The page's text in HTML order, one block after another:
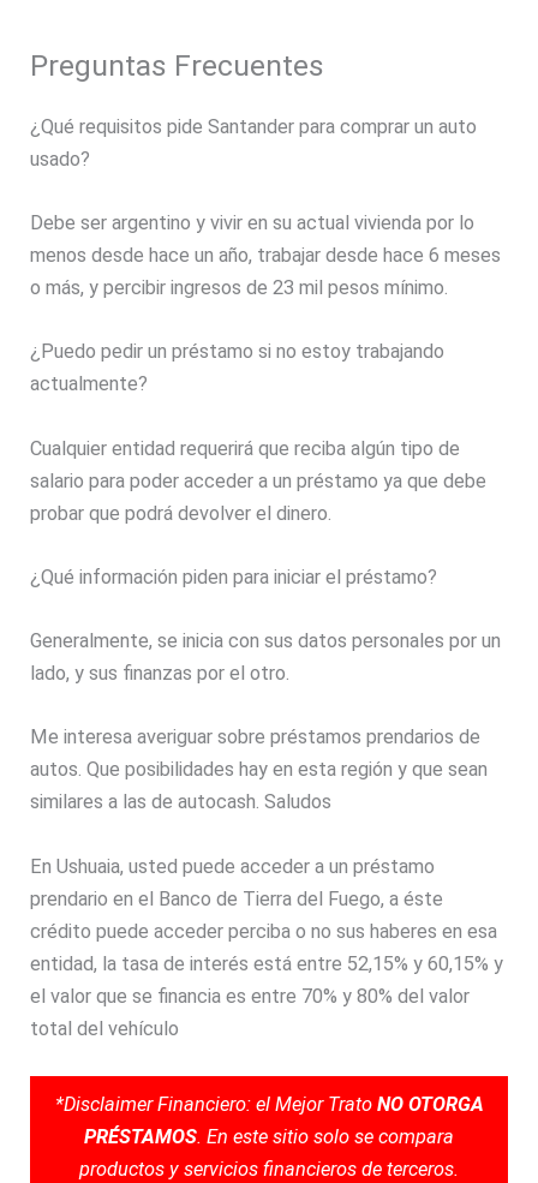
Preguntas Frecuentes
¿Qué requisitos pide Santander para comprar un auto
usado?
Debe ser argentino y vivir en su actual vivienda por lo
menos desde hace un año, trabajar desde hace 6 meses
o más, y percibir ingresos de 23 mil pesos mínimo.
¿Puedo pedir un préstamo si no estoy trabajando
actualmente?
Cualquier entidad requerirá que reciba algún tipo de
salario para poder acceder a un préstamo ya que debe
probar que podrá devolver el dinero.
¿Qué información piden para iniciar el préstamo?
Generalmente, se inicia con sus datos personales por un
lado, y sus finanzas por el otro.
Me interesa averiguar sobre préstamos prendarios de
autos. Que posibilidades hay en esta región y que sean
similares a las de autocash. Saludos
En Ushuaia, usted puede acceder a un préstamo
prendario en el Banco de Tierra del Fuego, a éste
crédito puede acceder perciba o no sus haberes en esa
entidad, la tasa de interés está entre 52,15% y 60,15% y
el valor que se financia es entre 70% y 80% del valor
total del vehículo
*Disclaimer Financiero: el Mejor Trato NO OTORGA
PRÉSTAMOS. En este sitio solo se compara
productos y servicios financieros de terceros.